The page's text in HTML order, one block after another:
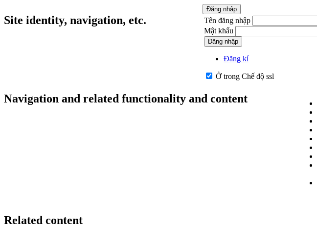
Site identity, navigation, etc.
Đăng nhập
Tên đăng nhập
Mật khẩu
Đăng nhập
Đăng kí
Ở trong Chế độ ssl
Navigation and related functionality and content
Related content